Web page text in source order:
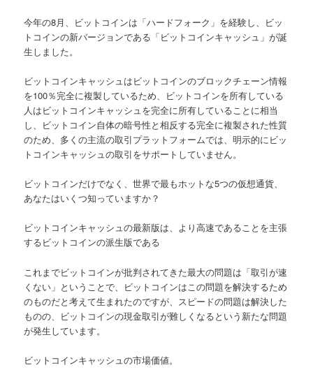
今年の8月、ビットコインは「ハードフォーク」を経験し、ビッ
トコインの新バージョンである「ビットコインキャッシュ」が誕
生しました。
ビットコインキャッシュはビットコインのブロックチェーン情報
を100％完全に複製しているため、ビットコインを所有している
人はビットコインキャッシュを完全に所有していることに相当
し、ビットコイン自体の暗号性と相反する完全に複製された性質
のため、多くの主流の取引プラットフォームでは、明示的にビッ
トコインキャッシュの取引をサポートしていません。
ビットコインだけでなく、世界で最もホットな5つの仮想通貨、
あなたはいくつ知っていますか？
ビットコインキャッシュの最新版は、より高速であることを主張
するビットコインの派生版である
これまでビットコインが批判されてきた最大の問題は「取引が速
くない」ということで、ビットコインはこの問題を解決するため
のものだと考えて生まれたのですが、スピードの問題は解決した
ものの、ビットコインの現金取引が難しくなるという新たな問題
が発生しています。
ビットコインキャッシュの市場価値。